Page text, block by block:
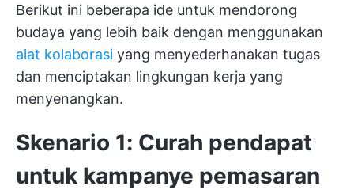
Berikut ini beberapa ide untuk mendorong
budaya yang lebih baik dengan menggunakan
alat kolaborasi yang menyederhanakan tugas
dan menciptakan lingkungan kerja yang
menyenangkan.
Skenario 1: Curah pendapat
untuk kampanye pemasaran